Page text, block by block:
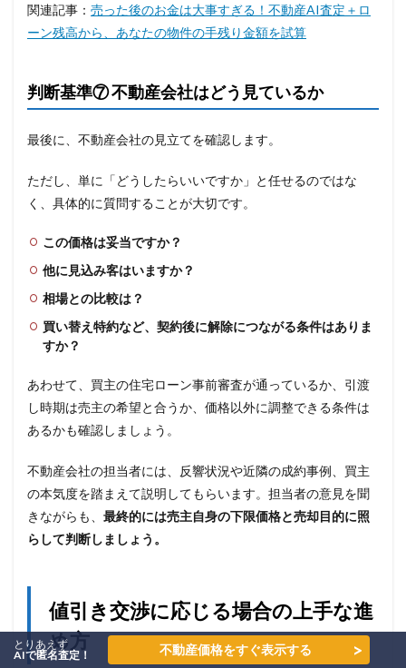
関連記事： 売った後のお金は大事すぎる！不動産AI査定＋ロ
ーン残高から、あなたの物件の手残り金額を試算
判断基準⑦ 不動産会社はどう見ているか
最後に、不動産会社の見立てを確認します。
ただし、単に「どうしたらいいですか」と任せるのではな
く、具体的に質問することが大切です。
この価格は妥当ですか？
他に見込み客はいますか？
相場との比較は？
買い替え特約など、契約後に解除につながる条件はありま
すか？
あわせて、買主の住宅ローン事前審査が通っているか、引渡
し時期は売主の希望と合うか、価格以外に調整できる条件は
あるかも確認しましょう。
不動産会社の担当者には、反響状況や近隣の成約事例、買主
の本気度を踏まえて説明してもらいます。担当者の意見を聞
きながらも、 最終的には売主自身の下限価格と売却目的に照
らして判断しましょう。
値引き交渉に応じる場合の上手な進
め方
とりあえず
AIで匿名査定！
不動産価格をすぐ表示する >